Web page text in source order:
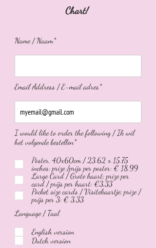
Chart!
Name / Naam*
Email Address / E-mail adres*
I would like to order the following / Ik wil
het volgende bestellen*
Poster, 40x60cm / 23.62 x 15.75
inches: prize /prijs per poster: € 18,99
Large Card / Grote kaart; prize per
card / prijs per kaart: €3,33
Pocket size cards / Visitekaartje; prize /
prijs per 3: € 3,33
Language / Taal
English version
Dutch version